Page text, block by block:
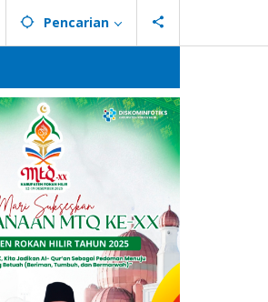
Pencarian